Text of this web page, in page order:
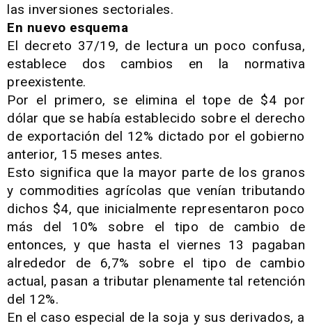
las inversiones sectoriales.
En nuevo esquema
El decreto 37/19, de lectura un poco confusa,
establece dos cambios en la normativa
preexistente.
Por el primero, se elimina el tope de $4 por
dólar que se había establecido sobre el derecho
de exportación del 12% dictado por el gobierno
anterior, 15 meses antes.
Esto significa que la mayor parte de los granos
y commodities agrícolas que venían tributando
dichos $4, que inicialmente representaron poco
más del 10% sobre el tipo de cambio de
entonces, y que hasta el viernes 13 pagaban
alrededor de 6,7% sobre el tipo de cambio
actual, pasan a tributar plenamente tal retención
del 12%.
En el caso especial de la soja y sus derivados, a